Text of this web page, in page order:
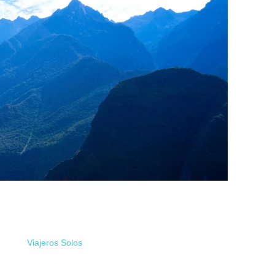
Viajeros Solos